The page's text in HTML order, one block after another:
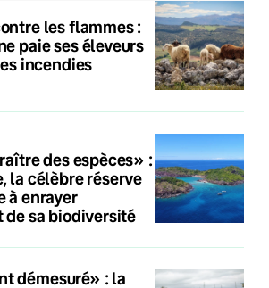
les flammes :
paie ses éleveurs
incendies
des espèces» :
la célèbre réserve
à enrayer
de sa biodiversité
démesuré» : la